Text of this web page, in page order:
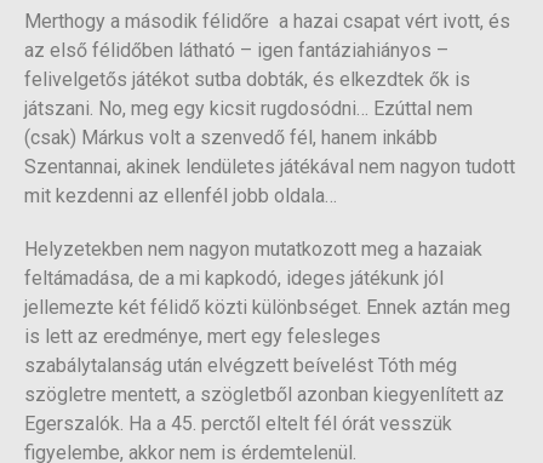
Merthogy a második félidőre a hazai csapat vért ivott, és
az első félidőben látható – igen fantáziahiányos –
felivelgetős játékot sutba dobták, és elkezdtek ők is
játszani. No, meg egy kicsit rugdosódni… Ezúttal nem
(csak) Márkus volt a szenvedő fél, hanem inkább
Szentannai, akinek lendületes játékával nem nagyon tudott
mit kezdenni az ellenfél jobb oldala…
Helyzetekben nem nagyon mutatkozott meg a hazaiak
feltámadása, de a mi kapkodó, ideges játékunk jól
jellemezte két félidő közti különbséget. Ennek aztán meg
is lett az eredménye, mert egy felesleges
szabálytalanság után elvégzett beívelést Tóth még
szögletre mentett, a szögletből azonban kiegyenlített az
Egerszalók. Ha a 45. perctől eltelt fél órát vesszük
figyelembe, akkor nem is érdemtelenül.